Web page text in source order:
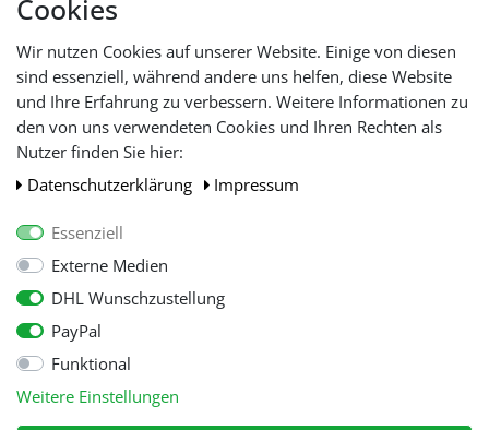
Cookies
Wir nutzen Cookies auf unserer Website. Einige von diesen
sind essenziell, während andere uns helfen, diese Website
und Ihre Erfahrung zu verbessern. Weitere Informationen zu
den von uns verwendeten Cookies und Ihren Rechten als
Nutzer finden Sie hier:
Daten­schutz­erklärung
Impressum
Essenziell
Externe Medien
DHL Wunschzustellung
PayPal
Funktional
Weitere Einstellungen
Hilfe
Lieferfristen und
Lieferbeschränkung
WIR AKZEPTIEREN